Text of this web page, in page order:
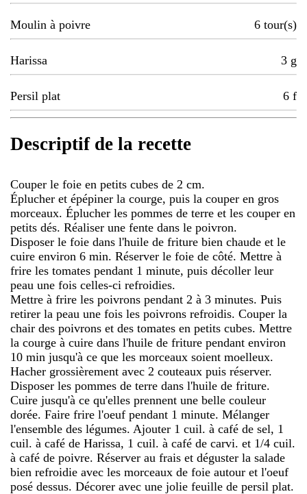
Moulin à poivre 6 tour(s)
Harissa 3 g
Persil plat 6 f
Descriptif de la recette
Couper le foie en petits cubes de 2 cm.
Éplucher et épépiner la courge, puis la couper en gros
morceaux. Éplucher les pommes de terre et les couper en
petits dés. Réaliser une fente dans le poivron.
Disposer le foie dans l'huile de friture bien chaude et le
cuire environ 6 min. Réserver le foie de côté. Mettre à
frire les tomates pendant 1 minute, puis décoller leur
peau une fois celles-ci refroidies.
Mettre à frire les poivrons pendant 2 à 3 minutes. Puis
retirer la peau une fois les poivrons refroidis. Couper la
chair des poivrons et des tomates en petits cubes. Mettre
la courge à cuire dans l'huile de friture pendant environ
10 min jusqu'à ce que les morceaux soient moelleux.
Hacher grossièrement avec 2 couteaux puis réserver.
Disposer les pommes de terre dans l'huile de friture.
Cuire jusqu'à ce qu'elles prennent une belle couleur
dorée. Faire frire l'oeuf pendant 1 minute. Mélanger
l'ensemble des légumes. Ajouter 1 cuil. à café de sel, 1
cuil. à café de Harissa, 1 cuil. à café de carvi. et 1/4 cuil.
à café de poivre. Réserver au frais et déguster la salade
bien refroidie avec les morceaux de foie autour et l'oeuf
posé dessus. Décorer avec une jolie feuille de persil plat.